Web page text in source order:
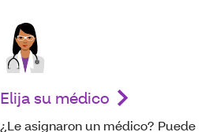
Elija su médico
¿Le asignaron un médico? Puede